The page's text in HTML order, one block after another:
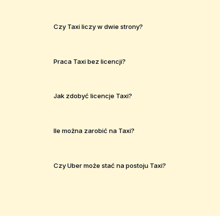
Czy Taxi liczy w dwie strony?
Praca Taxi bez licencji?
Jak zdobyć licencje Taxi?
Ile można zarobić na Taxi?
Czy Uber może stać na postoju Taxi?